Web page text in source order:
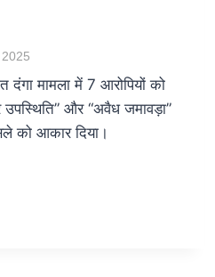
दंगा मामला में 7 आरोपियों को
और “अवैध जमावड़ा”
को आकार दिया।